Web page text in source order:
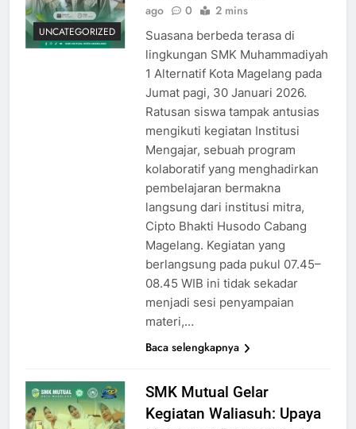
UNCATEGORIZED
ago
0 2 mins
Suasana berbeda terasa di
lingkungan SMK Muhammadiyah
1 Alternatif Kota Magelang pada
Jumat pagi, 30 Januari 2026.
Ratusan siswa tampak antusias
mengikuti kegiatan Institusi
Mengajar, sebuah program
kolaboratif yang menghadirkan
pembelajaran bermakna
langsung dari institusi mitra,
Cipto Bhakti Husodo Cabang
Magelang. Kegiatan yang
berlangsung pada pukul 07.45–
08.45 WIB ini tidak sekadar
menjadi sesi penyampaian
materi,…
Baca selengkapnya
SMK Mutual Gelar
Kegiatan Waliasuh: Upaya